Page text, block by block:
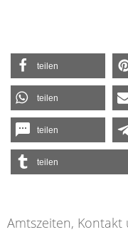
teilen
teilen
teilen
teilen
Amtszeiten, Kontakt